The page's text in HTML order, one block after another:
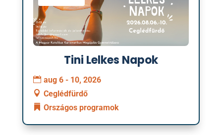
Tini Lelkes Napok
aug 6 - 10, 2026
Ceglédfürdő
Országos programok